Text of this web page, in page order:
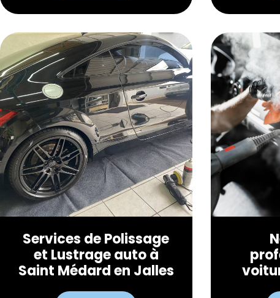
Services de Polissage
et Lustrage auto à
Saint Médard en Jalles